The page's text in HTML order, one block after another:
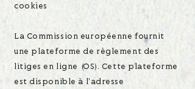
cookies
La Commission européenne fournit
une plateforme de règlement des
litiges en ligne (OS). Cette plateforme
est disponible à l'adresse